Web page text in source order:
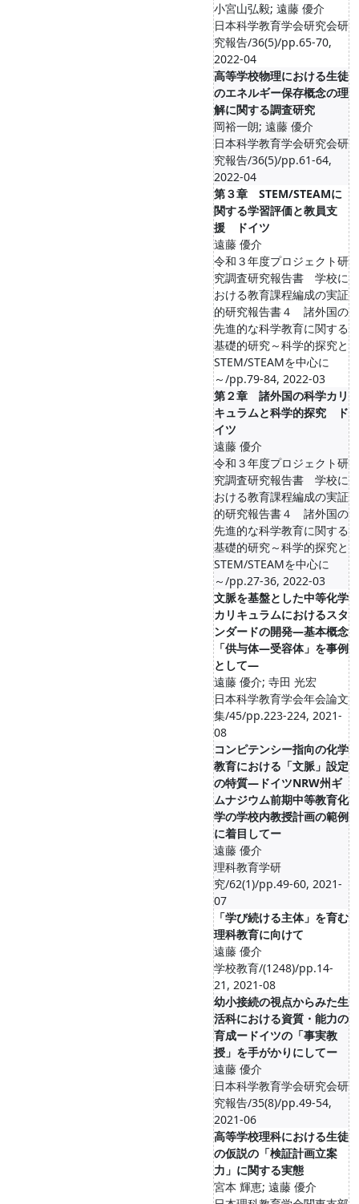
小宮山弘毅; 遠藤 優介
日本科学教育学会研究会研
究報告/36(5)/pp.65-70,
2022-04
高等学校物理における生徒
のエネルギー保存概念の理
解に関する調査研究
岡裕一朗; 遠藤 優介
日本科学教育学会研究会研
究報告/36(5)/pp.61-64,
2022-04
第３章 STEM/STEAMに
関する学習評価と教員支
援 ドイツ
遠藤 優介
令和３年度プロジェクト研
究調査研究報告書 学校に
おける教育課程編成の実証
的研究報告書４ 諸外国の
先進的な科学教育に関する
基礎的研究～科学的探究と
STEM/STEAMを中心に
～/pp.79-84, 2022-03
第２章 諸外国の科学カリ
キュラムと科学的探究 ド
イツ
遠藤 優介
令和３年度プロジェクト研
究調査研究報告書 学校に
おける教育課程編成の実証
的研究報告書４ 諸外国の
先進的な科学教育に関する
基礎的研究～科学的探究と
STEM/STEAMを中心に
～/pp.27-36, 2022-03
文脈を基盤とした中等化学
カリキュラムにおけるスタ
ンダードの開発―基本概念
「供与体―受容体」を事例
として―
遠藤 優介; 寺田 光宏
日本科学教育学会年会論文
集/45/pp.223-224, 2021-
08
コンピテンシー指向の化学
教育における「文脈」設定
の特質―ドイツNRW州ギ
ムナジウム前期中等教育化
学の学校内教授計画の範例
に着目してー
遠藤 優介
理科教育学研
究/62(1)/pp.49-60, 2021-
07
「学び続ける主体」を育む
理科教育に向けて
遠藤 優介
学校教育/(1248)/pp.14-
21, 2021-08
幼小接続の視点からみた生
活科における資質・能力の
育成ードイツの「事実教
授」を手がかりにしてー
遠藤 優介
日本科学教育学会研究会研
究報告/35(8)/pp.49-54,
2021-06
高等学校理科における生徒
の仮説の「検証計画立案
力」に関する実態
宮本 輝恵; 遠藤 優介